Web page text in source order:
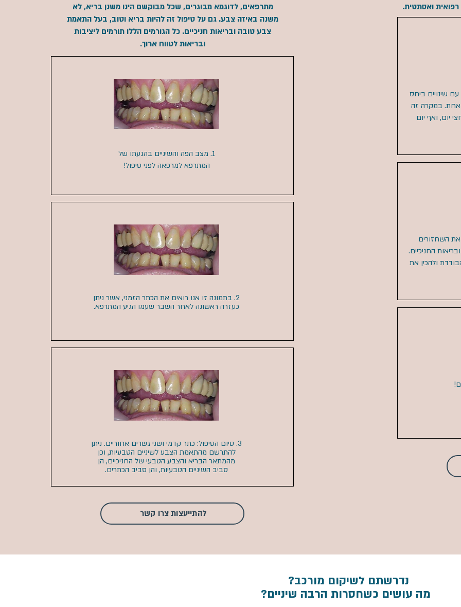
מתרפאים, לדוגמא מבוגרים, שכל מבוקשם הינו משנן בריא, לא
משנה באיזה צבע. גם על טיפול זה להיות בריא וטוב, בעל התאמת
צבע טובה ובריאות חניכיים. כל הגורמים הללו תורמים ליציבות
ובריאות לטווח ארוך.
1. מצב הפה והשיניים בהגעתו של
המתרפאלמרפאה לפני טיפול!
2. בתמונה זו אנו רואים את הכתר הזמני, אשר ניתן
כעזרה ראשונה לאחר השבר שעמו הגיע המתרפא.​
3. סיום הטיפול: כתר קדמי ושני גשרים אחוריים. ניתן
להתרשם מהתאמת הצבע לשיניים הטבעיות, וכן
מהמתאר הבריא והצבע הטבעי של החניכיים, הן
סביב השיניים הטבעיות, והן סביב הכתרים.
להתייעצות צרו קשר
ואסתטית.
שינויים ביחס
אחת. במקרה זה
יום, ואף יום
את השחזורים
החניכיים.
ולהכין את
נדרשתם לשיקום מורכב?
מה עושים כשחסרות הרבה שיניים?